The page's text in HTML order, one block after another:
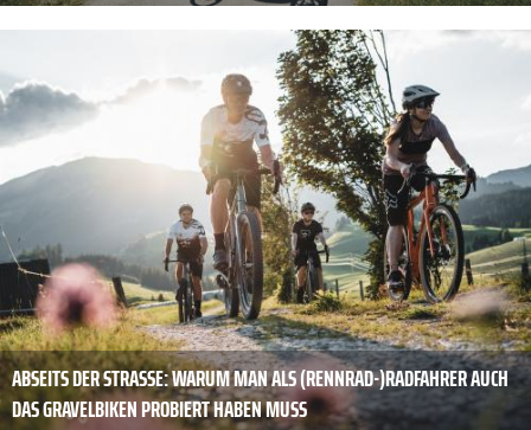
ABSEITS DER STRASSE: WARUM MAN ALS (RENNRAD-)RADFAHRER AUCH D
AS GRAVELBIKEN PROBIERT HABEN MUSS